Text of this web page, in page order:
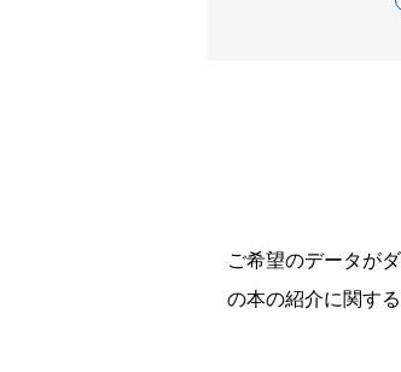
ご希望のデータが
の本の紹介に関す